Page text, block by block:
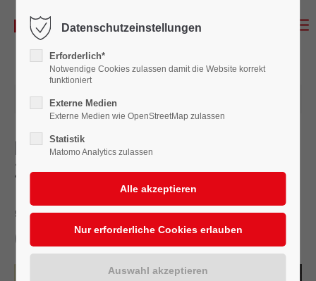
23.04.2020 15:56
Burgbühne sagt Aufführungen für
2020 ab
„Emil“ und „Mephisto“
erst im nächsten Jahr
Datenschutzeinstellungen
Erforderlich*
Notwendige Cookies zulassen damit die Website korrekt
funktioniert
Externe Medien
Externe Medien wie OpenStreetMap zulassen
Statistik
Matomo Analytics zulassen